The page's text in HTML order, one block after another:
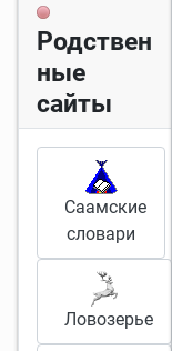
Родствен
ные
сайты
Саамские
словари
Ловозерье